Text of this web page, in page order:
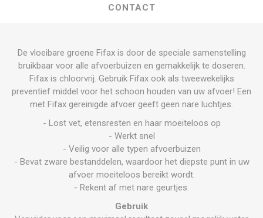
CONTACT
De vloeibare groene Fifax is door de speciale samenstelling
bruikbaar voor alle afvoerbuizen en gemakkelijk te doseren.
Fifax is chloorvrij. Gebruik Fifax ook als tweewekelijks
preventief middel voor het schoon houden van uw afvoer! Een
met Fifax gereinigde afvoer geeft geen nare luchtjes.
- Lost vet, etensresten en haar moeiteloos op
- Werkt snel
- Veilig voor alle typen afvoerbuizen
- Bevat zware bestanddelen, waardoor het diepste punt in uw
afvoer moeiteloos bereikt wordt.
- Rekent af met nare geurtjes.
Gebruik